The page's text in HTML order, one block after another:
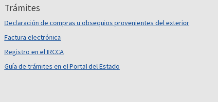
Trámites
Declaración de compras u obsequios provenientes del exterior
Factura electrónica
Registro en el IRCCA
Guía de trámites en el Portal del Estado